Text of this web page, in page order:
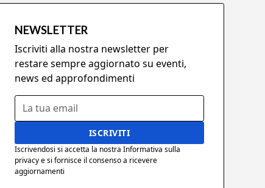
NEWSLETTER
Iscriviti alla nostra newsletter per
restare sempre aggiornato su eventi,
news ed approfondimenti
Iscrivendosi si accetta la nostra Informativa sulla
privacy e si fornisce il consenso a ricevere
aggiornamenti